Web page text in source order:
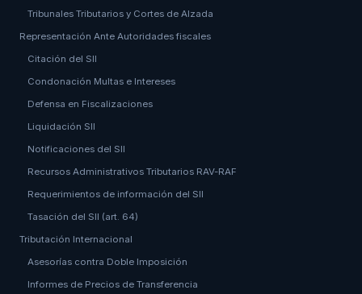
Tribunales Tributarios y Cortes de Alzada
Representación Ante Autoridades fiscales
Citación del SII
Condonación Multas e Intereses
Defensa en Fiscalizaciones
Liquidación SII
Notificaciones del SII
Recursos Administrativos Tributarios RAV-RAF
Requerimientos de información del SII
Tasación del SII (art. 64)
Tributación Internacional
Asesorías contra Doble Imposición
Informes de Precios de Transferencia